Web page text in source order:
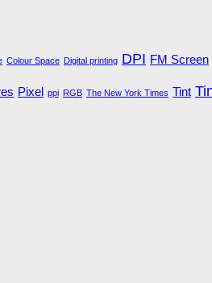
Colour Space Digital printing DPI FM Screen
Pixel ppi RGB The New York Times Tint